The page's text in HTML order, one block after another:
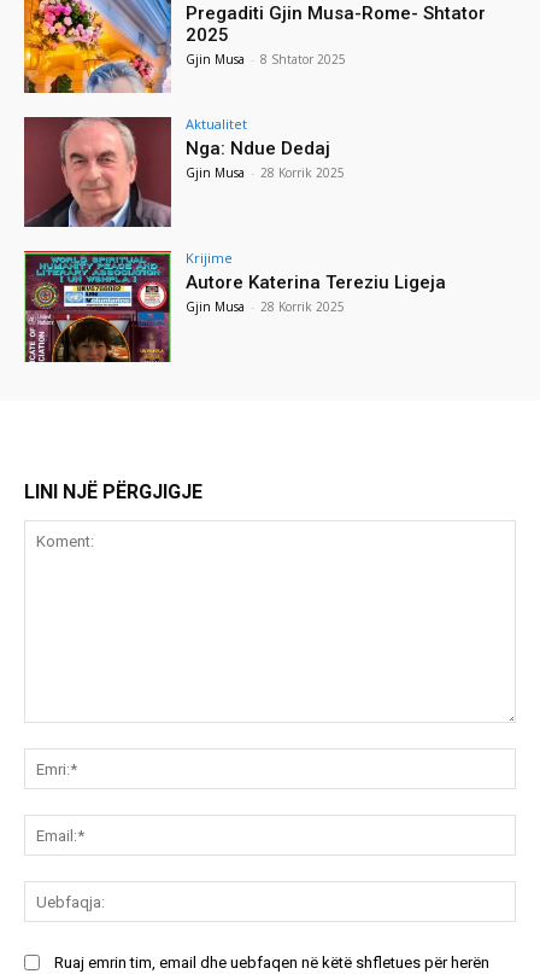
Pregaditi Gjin Musa-Rome- Shtator
2025
Gjin Musa - 8 Shtator 2025
Aktualitet
Nga: Ndue Dedaj
Gjin Musa - 28 Korrik 2025
Krijime
Autore Katerina Tereziu Ligeja
Gjin Musa - 28 Korrik 2025
LINI NJË PËRGJIGJE
Ruaj emrin tim, email dhe uebfaqen në këtë shfletues për herën